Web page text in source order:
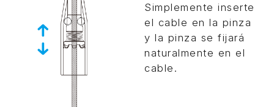
Simplemente inserte
el cable en la pinza
y la pinza se fijará
naturalmente en el
cable.